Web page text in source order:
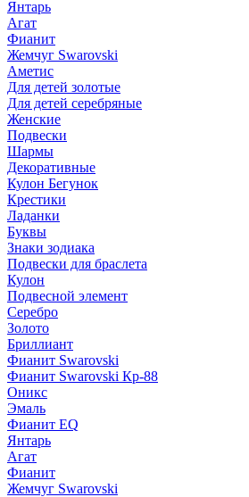
Янтарь
Агат
Фианит
Жемчуг Swarovski
Аметис
Для детей золотые
Для детей серебряные
Женские
Подвески
Шармы
Декоративные
Кулон Бегунок
Крестики
Ладанки
Буквы
Знаки зодиака
Подвески для браслета
Кулон
Подвесной элемент
Серебро
Золото
Бриллиант
Фианит Swarovski
Фианит Swarovski Кр-88
Оникс
Эмаль
Фианит EQ
Янтарь
Агат
Фианит
Жемчуг Swarovski